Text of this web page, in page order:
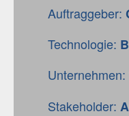
Auftraggeber:
Technologie:
Unternehmen:
Stakeholder: